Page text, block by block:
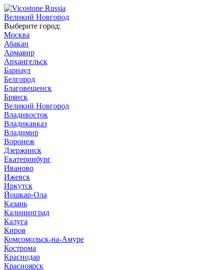
Великий Новгород
Выберите город:
Москва
Абакан
Армавир
Архангельск
Барнаул
Белгород
Благовещенск
Брянск
Великий Новгород
Владивосток
Владикавказ
Владимир
Воронеж
Дзержинск
Екатеринбург
Иваново
Ижевск
Иркутск
Йошкар-Ола
Казань
Калининград
Калуга
Киров
Комсомольск-на-Амуре
Кострома
Краснодар
Красноярск